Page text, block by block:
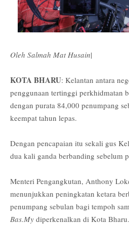
Oleh Salmah Mat Husain|
KOTA BHARU: Kelantan antara
penggunaan tertinggi perkhidmatan
dengan purata 84,000 penumpang
keempat tahun lepas.
Dengan pencapaian itu sekali gus
dua kali ganda berbanding sebelum
Menteri Pengangkutan, Anthony
menunjukkan peningkatan ketara
penumpang sebulan bagi tempoh
Bas.My diperkenalkan di Kota Bharu.